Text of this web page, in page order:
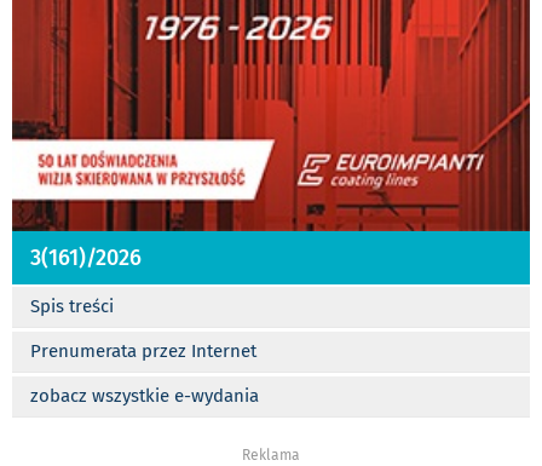
3(161)/2026
Spis treści
Prenumerata przez Internet
zobacz wszystkie e-wydania
Reklama